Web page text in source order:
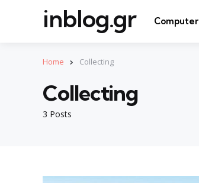
inblog.gr Computer
Home Collecting
3 Posts
Collecting